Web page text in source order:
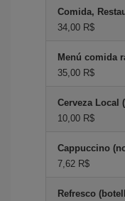
Comida,
34,00 R$
Menú comida
35,00 R$
Cerveza Local
10,00 R$
Cappuccino
7,62 R$
Refresco